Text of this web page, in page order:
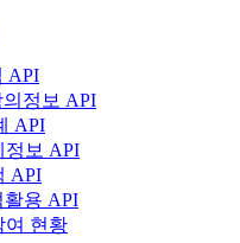
API
정보 API
API
정보 API
API
활용 API
여 현황